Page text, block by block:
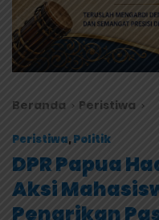
Beranda Peristiwa
Peristiwa,Politik
DPR Papua
Aksi
Penarikan